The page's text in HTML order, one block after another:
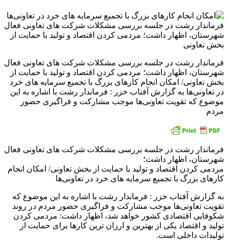
فرماندار رشت در جلسه بررسی مشکلات شرکت های تعاونی فعال
شهرستان، اظهار داشت؛ مردمی کردن اقتصاد و تولید با حمایت از
بخش تعاونی/ امکان انجام کارهای بزرگ با تجمیع سرمایه های خرد
در تعاونی‌ها به گزارش آفتاب خزر : فرماندار رشت با اشاره به این
موضوع که تقویت تعاونی‌ها موجب مشارکت و فراگیری حضور
مردم
فرماندار رشت در جلسه بررسی مشکلات شرکت های تعاونی فعال
شهرستان، اظهار داشت؛
مردمی کردن اقتصاد و تولید با حمایت از بخش تعاونی/ امکان انجام
کارهای بزرگ با تجمیع سرمایه های خرد در تعاونی‌ها
به گزارش آفتاب خزر : فرماندار رشت با اشاره به این موضوع که
تقویت تعاونی‌ها موجب مشارکت و فراگیری حضور مردم در روند
شکوفایی اقتصادی کشور خواهد شد، اظهار داشت: مردمی کردن
تولید و اقتصاد یکی از بهترین و ارزان ترین کارها برای حمایت از
تولیدات داخلی است.